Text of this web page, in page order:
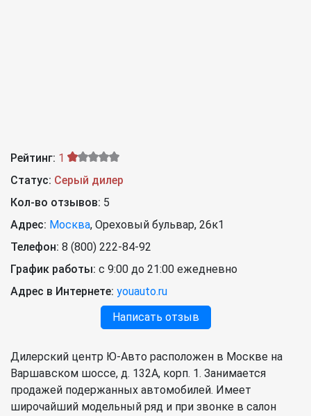
Рейтинг: 1
Статус: Серый дилер
Кол-во отзывов: 5
Адрес: Москва, Ореховый бульвар, 26к1
Телефон: 8 (800) 222-84-92
График работы: с 9:00 до 21:00 ежедневно
Адрес в Интернете: youauto.ru
Написать отзыв
Дилерский центр Ю-Авто расположен в Москве на
Варшавском шоссе, д. 132А, корп. 1. Занимается
продажей подержанных автомобилей. Имеет
широчайший модельный ряд и при звонке в салон